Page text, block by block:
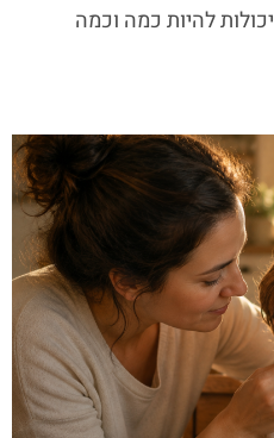
יכולות להיות כמה וכמה